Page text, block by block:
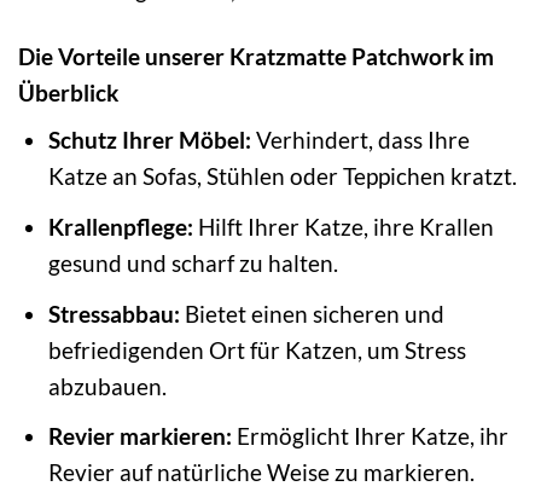
Die Vorteile unserer Kratzmatte Patchwork im
Überblick
Schutz Ihrer Möbel: Verhindert, dass Ihre
Katze an Sofas, Stühlen oder Teppichen kratzt.
Krallenpflege: Hilft Ihrer Katze, ihre Krallen
gesund und scharf zu halten.
Stressabbau: Bietet einen sicheren und
befriedigenden Ort für Katzen, um Stress
abzubauen.
Revier markieren: Ermöglicht Ihrer Katze, ihr
Revier auf natürliche Weise zu markieren.